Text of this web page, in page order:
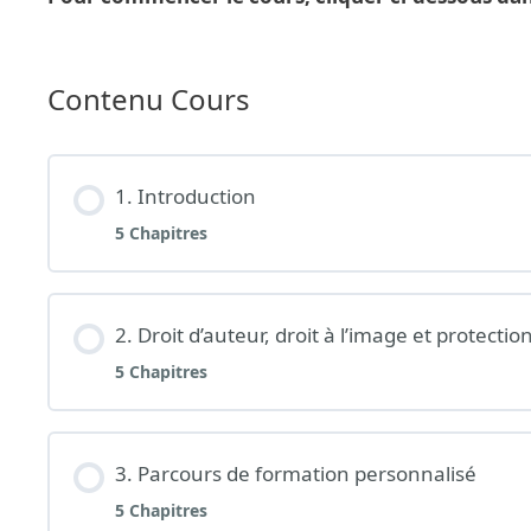
Contenu Cours
1. Introduction
5 Chapitres
2. Droit d’auteur, droit à l’image et
5 Chapitres
3. Parcours de formation personnalisé
5 Chapitres